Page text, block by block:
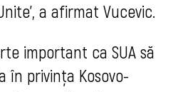
a afirmat Vucevic.
important ca SUA să
în privința Kosovo-